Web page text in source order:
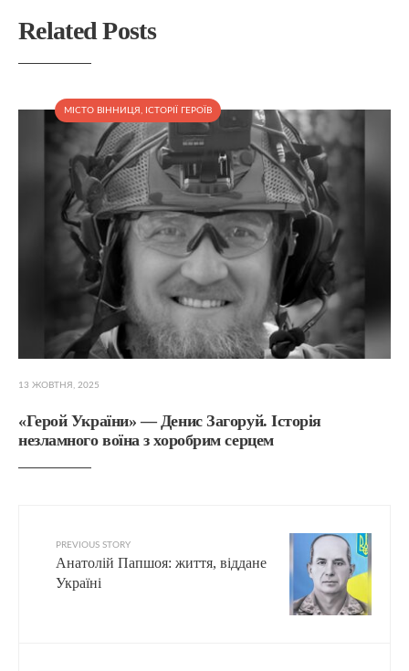
Related Posts
МІСТО ВІННИЦЯ , ІСТОРІЇ ГЕРОЇВ
13 ЖОВТНЯ, 2025
«Герой України» — Денис Загоруй. Історія
незламного воїна з хоробрим серцем
PREVIOUS STORY
Анатолій Папшоя: життя, віддане
Україні